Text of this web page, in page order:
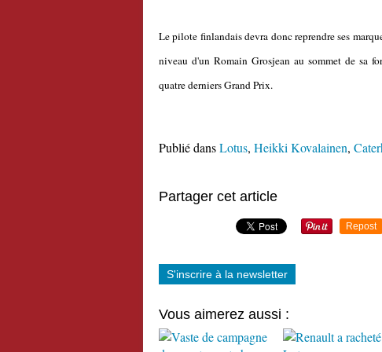
Le pilote finlandais devra donc reprendre ses
niveau d'un Romain Grosjean au sommet de sa
quatre derniers Grand Prix.
Publié dansLotus, Heikki Kovalainen,
Partager cet article
Repost
S'inscrire à la newsletter
Vous aimerez aussi :